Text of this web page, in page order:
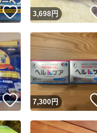
いいね！
3,698円
いいね！
7,300円